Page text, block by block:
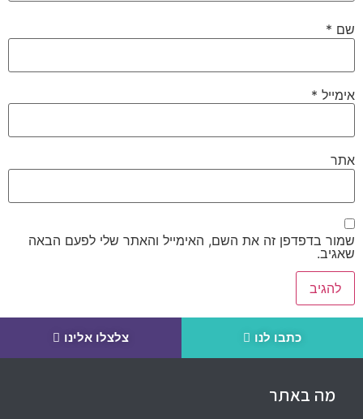
שם *
אימייל *
אתר
שמור בדפדפן זה את השם, האימייל והאתר שלי לפעם הבאה
שאגיב.
כתבו לנו צלצלו אלינו
מה באתר